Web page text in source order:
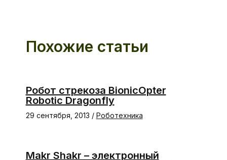
Похожие статьи
Робот стрекоза BionicOpter
Robotic Dragonfly
29 сентября, 2013 / Роботехника
Makr Shakr – электронный